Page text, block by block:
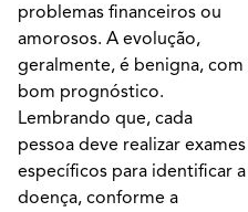
problemas financeiros ou
amorosos. A evolução,
geralmente, é benigna, com
bom prognóstico.
Lembrando que, cada
pessoa deve realizar exames
específicos para identificar a
doença, conforme a